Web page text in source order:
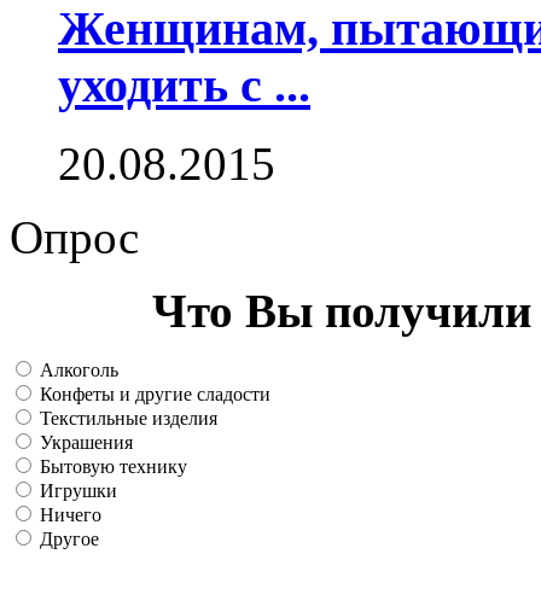
Женщинам,
уходить с ...
20.08.2015
Опрос
Что Вы получили
Алкоголь
Конфеты и другие сладости
Текстильные изделия
Украшения
Бытовую технику
Игрушки
Ничего
Другое